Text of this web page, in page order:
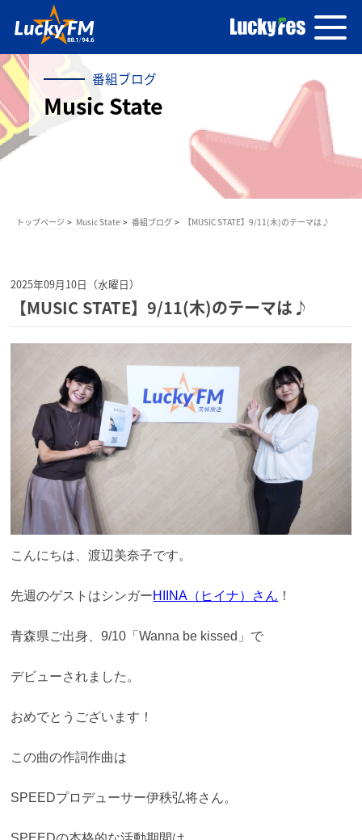
番組ブログ
Music State
トップページ Music State 番組ブログ 【MUSIC STATE】9/11(木)のテーマは♪
2025年09月10日（水曜日）
【MUSIC STATE】9/11(木)のテーマは♪
こんにちは、渡辺美奈子です。
先週のゲストはシンガーHIINA（ヒイナ）さん ！
青森県ご出身、9/10「Wanna be kissed」で
デビューされました。
おめでとうございます！
この曲の作詞作曲は
SPEEDプロデューサー伊秩弘将さん。